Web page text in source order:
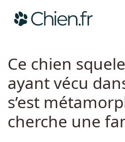
Races
Guides
CHIEN.FR ACTUALITÉS
Ce chien
ayant vécu
s’est
cherche une